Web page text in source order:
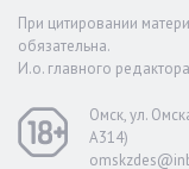
При цитировании
обязательна.
И.о. главного
Омск, ул.
А314)